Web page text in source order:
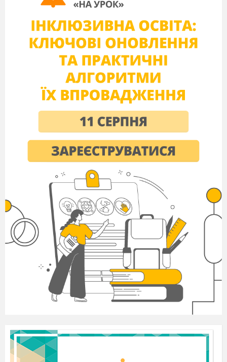
Ми ішли охоче,
Ніжним голосом для нас
Продзвенів дзвіночок,
І сміялось в небесах
Сонце як ніколи,
В мами сльози на очах -
Я іду до школи.
Приспів
А у школі, а у школі,
Є веселка кольорова
І найкраща в цілім світі -
Перша вчителька моя,
А у школі, а у школі
Не сумуєм ми ніколи,
Бо учора дошкільнята,
А тепер одна сім’я.
Прощавайте іграшки,
гомінкий садочок,
Кличе в класи дітлахів
Золотий дзвіночок.
І сміється в небесах
Сонце як ніколи,
В мами сльози на очах –
Я іду до школи.
Приспів.
Впізнали ви мене малята?
Так я королева знань